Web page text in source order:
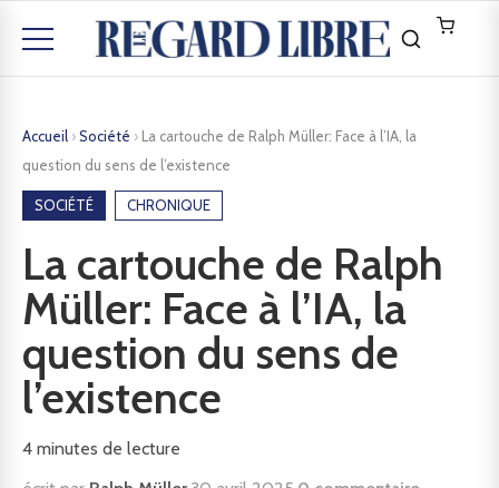
Accueil ›Société › La cartouche de Ralph Müller: Face à l’IA, la
question du sens de l’existence
SOCIÉTÉ CHRONIQUE
La cartouche de Ralph
Müller: Face à l’IA, la
question du sens de
l’existence
4 minutes de lecture